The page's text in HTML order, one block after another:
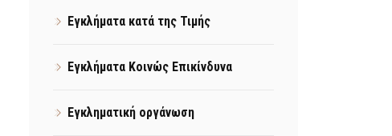
Εγκλήματα κατά της Τιμής
Εγκλήματα Κοινώς Επικίνδυνα
Εγκληματική οργάνωση